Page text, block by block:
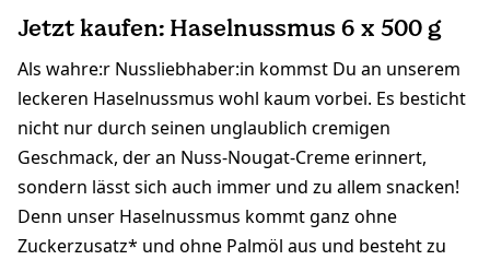
Jetzt kaufen: Haselnussmus 6 x 500 g
Als wahre:r Nussliebhaber:in kommst Du an unserem
leckeren Haselnussmus wohl kaum vorbei. Es besticht
nicht nur durch seinen unglaublich cremigen
Geschmack, der an Nuss-Nougat-Creme erinnert,
sondern lässt sich auch immer und zu allem snacken!
Denn unser Haselnussmus kommt ganz ohne
Zuckerzusatz* und ohne Palmöl aus und besteht zu